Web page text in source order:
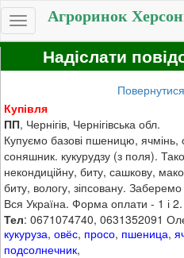
Toggle
navigation
Агроринок
Надіслати
Купівля
ПП, Чернігів, Чернігівська обл.
Купуємо базові пшеницю,
соняшник. кукурудзу (з поля).
некондиційну, биту, сашкову,
биту, вологу, зіпсовану.
Вся Україна. Форма оплати - 1 і 2.
Тел: 0671074740, 0631352091
кукуруза,овёс, просо, пшеница,
подсолнечник,